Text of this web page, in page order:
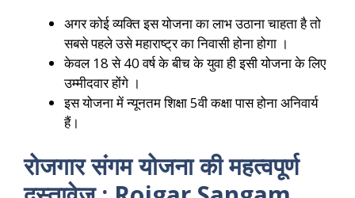
अगर कोई व्यक्ति इस योजना का लाभ उठाना चाहता है तो
सबसे पहले उसे महाराष्ट्र का निवासी होना होगा ।
केवल 18 से 40 वर्ष के बीच के युवा ही इसी योजना के लिए
उम्मीदवार होंगे ।
इस योजना में न्यूनतम शिक्षा 5वी कक्षा पास होना अनिवार्य
हैं।
रोजगार संगम योजना की महत्वपूर्ण